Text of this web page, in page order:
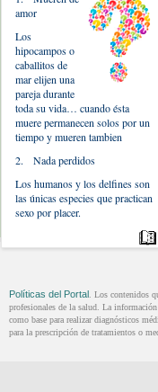
amor
Los
hipocampos o
caballitos de
mar elijen una
pareja durante
toda su vida… cuando ésta
muere permanecen solos por un
tiempo y mueren tambien
2. Nada perdidos
Los humanos y los delfines son
las únicas especies que practican
sexo por placer.
Políticas del Portal . Los contenidos
profesionales de la salud. La
como base para realizar diagnósticos
para la prescripción de tratamientos o